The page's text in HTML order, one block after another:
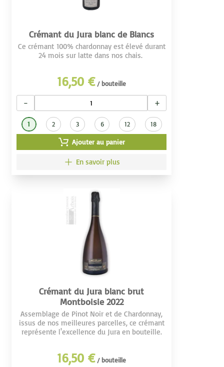
Crémant du Jura blanc de Blancs
Ce crémant 100% chardonnay est élevé durant
24 mois sur latte dans nos chais.
16,50 € / bouteille
− +
1 2 3 6 12 18
Ajouter au panier
En savoir plus
Crémant du Jura blanc brut
Montboisie 2022
Assemblage de Pinot Noir et de Chardonnay,
issus de nos meilleures parcelles, ce crémant
représente l'excellence du Jura en bouteille.
16,50 € / bouteille